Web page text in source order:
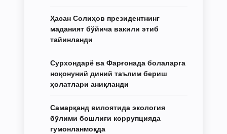
Ҳасан Солиҳов президентнинг
маданият бўйича вакили этиб
тайинланди
Сурхондарё ва Фарғонада болаларга
ноқонуний диний таълим бериш
ҳолатлари аниқланди
Самарқанд вилоятида экология
бўлими бошлиғи коррупцияда
гумонланмоқда